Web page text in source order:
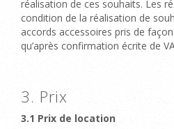
réalisation de ces souhaits. Les
condition de la réalisation de
accords accessoires pris de
qu’après confirmation écrite de
3. Prix
3.1 Prix de location